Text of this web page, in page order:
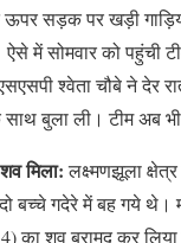
ऊपर सड़क पर खड़ी
में सोमवार को पहुंची
श्वेता चौबे ने देर
बुला ली। टीम अब
मिला:लक्ष्मणझूला
बच्चे गदेरे में बह गये थे।
का शव बरामद कर